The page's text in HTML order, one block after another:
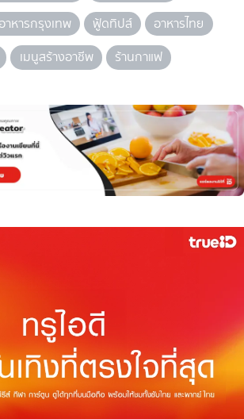
าหารกรุงเทพ ฟู้ดทิปส์
อาหารไทย
เมนูสร้างอาชีพ ร้านกาแฟ